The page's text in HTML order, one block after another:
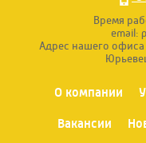
Время
email:
Адрес нашего офиса
О компании
Вакансии